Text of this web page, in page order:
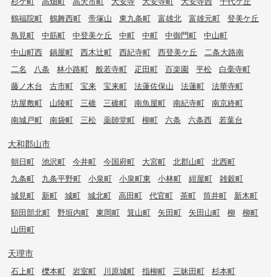
鶴福院町
鶴舞西町 帝塚山 東九条町 富雄北 富雄元町
登美ケ丘
鳥見町
中筋町 中登美ケ丘 中町 中町 中御門町
中山町
中山町西
鍋屋町 西木辻町 西紀寺町 西登美ケ丘
二条大路南
二名
八条 林小路町 般若寺町 疋田町 百楽園 平松
白毫寺町
藤ノ木台
古市町 宝来 宝来町 法蓮佐保山 法蓮町
法華寺町
坊屋敷町
山陵町 三碓 三碓町 南魚屋町 南紀寺町
南京終町
南城戸町
南袋町 三松 薬師堂町 柳町 六条 六条西 若葉台
大和郡山市
朝日町 池沢町 今井町 今国府町 大宮町 北郡山町
北西町
九条町
九条平野町 小泉町 小泉町東 小林町 紺屋町
雑穀町
城見町
新町 城町 城北町 高田町 代官町 茶町 筒井町
新木町
額田部北町
野垣内町 東岡町 箕山町 矢田町 矢田山町 柳
柳町
山田町
天理市
石上町 櫟本町 岩室町 川原城町 指柳町 三昧田町
杉本町